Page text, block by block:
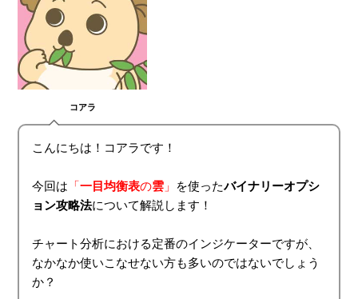
o
k
コアラ
こんにちは！コアラです！
今回は 「一目均衡表の雲 」 を使ったバイナリーオプシ
ョン攻略法について解説します！
チャート分析における定番のインジケーターですが、
なかなか使いこなせない方も多いのではないでしょう
か？